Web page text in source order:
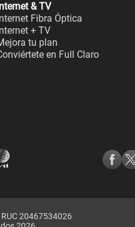
& TV
Fibra Óptica
+ TV
tu plan
en Full Claro
20467534026